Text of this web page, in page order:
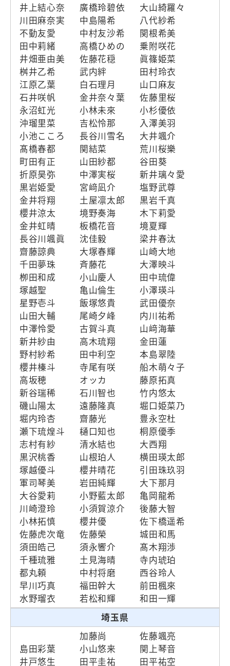
井上結心奈
廣橋玲碧依
大山綺羅々
川田麻奈実
中島陽希
八代紗希
不動友愛
中村友沙希
関根希美
田中莉緒
高橋ひめの
乗附咲花
井畑亜由美
佐藤花穏
眞篠姫菜
桝井乙希
武内絆
田村玲衣
江原乙葉
白石理月
山口麻友
石井咲帆
金井奈々葉
佐藤里桜
永沼虹光
小林未來
小杉優依
沖瑠里菜
吉松怜那
入澤美羽
小池こころ
長谷川雪名
大井颯介
髙橋春都
関結菜
荒川桜樂
町田有正
山田紗都
谷田葵
折原昊弥
中澤実桜
新井璃々愛
黒岩姫愛
宮﨑凪介
塩野武尊
金井将翔
土屋凛太郎
黒岩千真
櫻井涼太
境野奏海
木下莉愛
金井虹晴
板橋花音
境夏輝
長谷川颯眞
沈佳毅
梁井春汰
齋藤諒典
大塚春輝
山崎大地
千田夢珠
斉藤花
大澤映斗
栁田和成
小山慶人
田中琉偉
塚越聖
亀山倫生
小澤瑛斗
星野壱斗
飯塚悠貴
武田優奈
山田大輔
尾崎夕峰
内川祐希
中澤怜愛
古賀斗真
山﨑海華
新井紗由
高木琉翔
金田蓮
野村紗希
田中利空
本島翠陸
櫻井榛斗
寺尾有咲
船木萌々子
高坂穂
オッカ
藤原拓真
新谷瑞稀
石川智也
竹内悠太
磯山陽太
遠藤隆真
堀口姫菜乃
堀内玲杏
齋藤光
豊永空杜
瀬下琉煌斗
樋口知也
桐原優季
志村有紗
清水結也
大西翔
黒沢桃香
山根珀人
横田瑛太郎
塚越優斗
櫻井晴花
引田珠玖羽
軍司琴美
岩田純輝
大下那月
大谷愛莉
小野藍太郎
亀岡龍希
川崎澄玲
小須賀涼介
後藤大智
小林拓慎
櫻井優
佐下橋遥希
佐藤虎次竜
佐藤榮
城田和馬
須田皓己
須永響介
髙木翔渉
千種琉雅
土見海晴
寺内琥珀
都丸頼
中村将磨
西谷玲人
早川巧真
福田幹大
前田楓來
水野瑠衣
若松和輝
和田一輝
埼玉県
加藤尚
佐藤颯亮
島田彩葉
小山悠来
関上琴音
井戸悠生
田平圭祐
田平祐空